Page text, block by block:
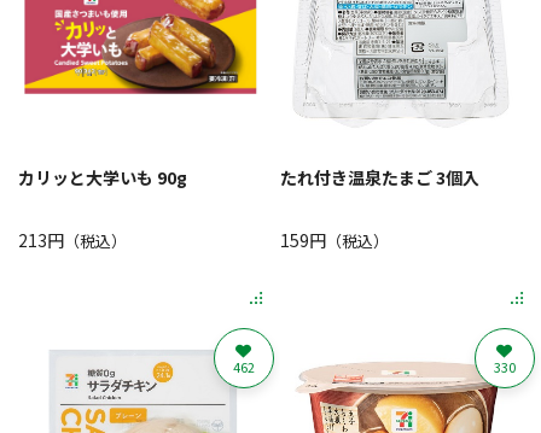
カリッと大学いも 90g
213円 （税込）
たれ付き温泉たまご 3個入
159円（税込）
462 330